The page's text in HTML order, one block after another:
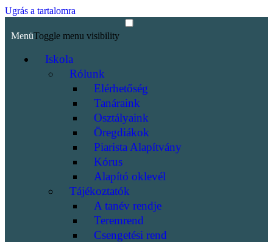
Ugrás a tartalomra
MenüToggle menu visibility
Iskola
Rólunk
Elérhetőség
Tanáraink
Osztályaink
Öregdiákok
Piarista Alapítvány
Kórus
Alapító oklevél
Tájékoztatók
A tanév rendje
Teremrend
Csengetési rend